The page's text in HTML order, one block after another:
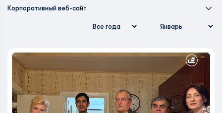
Корпоративный веб-сайт